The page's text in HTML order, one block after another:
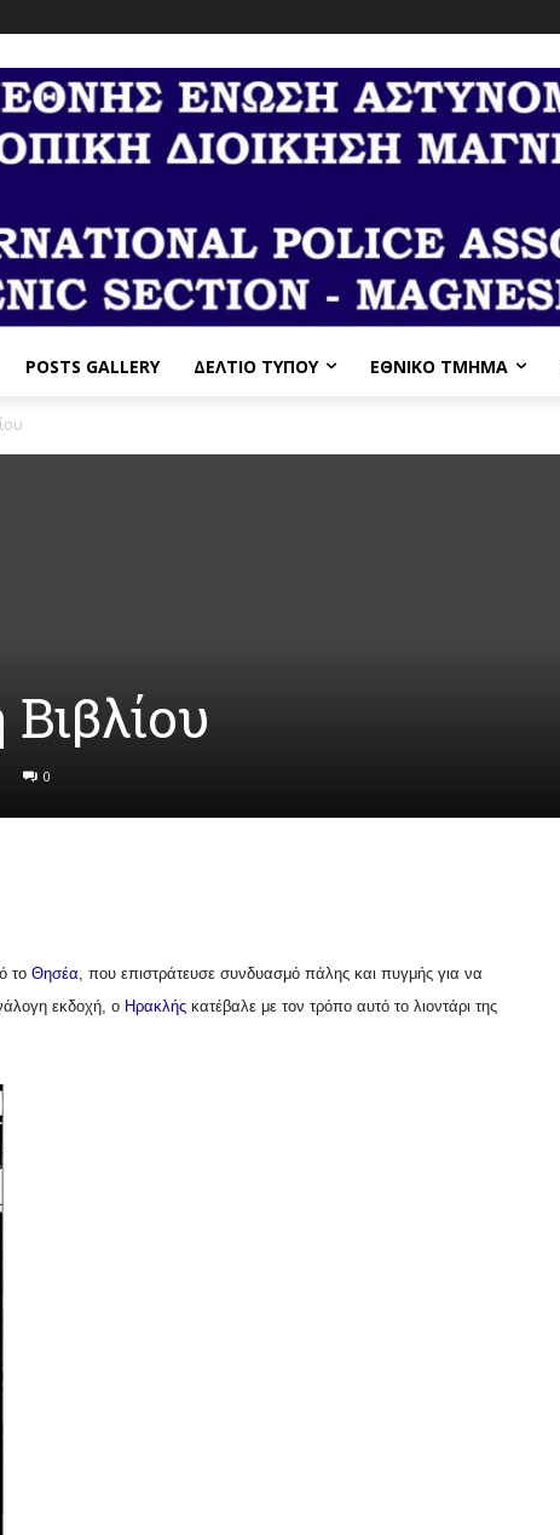
POSTS GALLERY ΔΕΛΤΙΟ ΤΥΠΟΥ ΕΘΝΙΚΌ ΤΜΉΜΑ
0
το Θησέα , που επιστράτευσε συνδυασμό πάλης και πυγμής για να
εκδοχή, ο Ηρακλής κατέβαλε με τον τρόπο αυτό το λιοντάρι της